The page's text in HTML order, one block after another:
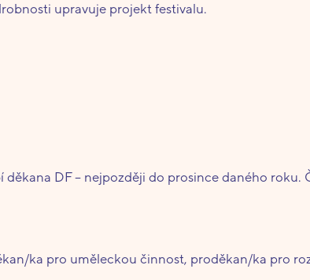
upravuje projekt festivalu.
DF – nejpozději do prosince daného roku.
ka pro uměleckou činnost, proděkan/ka pro